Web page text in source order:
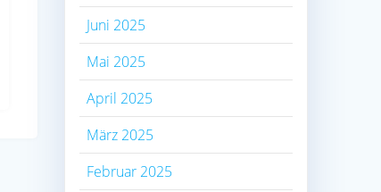
Juni 2025
Mai 2025
April 2025
März 2025
Februar 2025